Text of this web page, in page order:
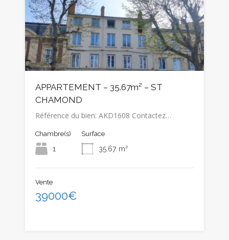
APPARTEMENT – 35.67m² – ST
CHAMOND
Référence du bien: AKD1608 Contactez…
Chambre(s)
1
Surface
35.67 m²
Vente
39000€